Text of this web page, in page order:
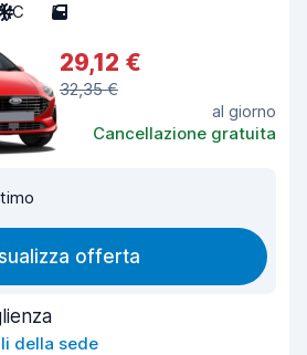
C 5
29,12 €
32,35 €
al giorno
Cancellazione gratuita
offerta
della sede